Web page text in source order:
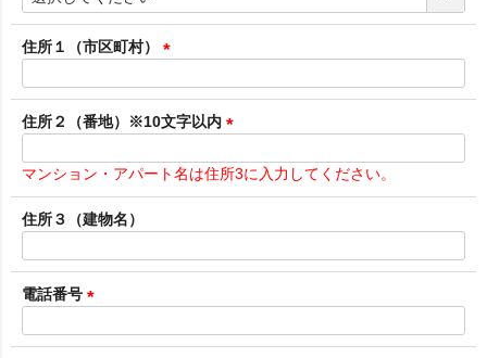
必
須
住所１（市区町村）
必
須
住所２（番地）※10文字以内
必
須
マンション・アパート名は住所3に入力してください。
住所３（建物名）
電話番号
必